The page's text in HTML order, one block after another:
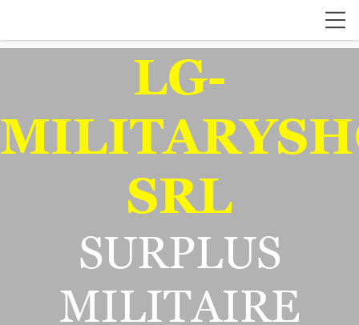
LG-
SRL
SURPLUS
MILITAIRE